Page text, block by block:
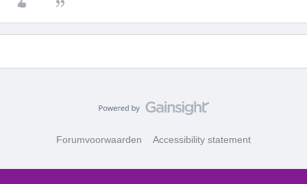
Forumvoorwaarden Accessibility statement